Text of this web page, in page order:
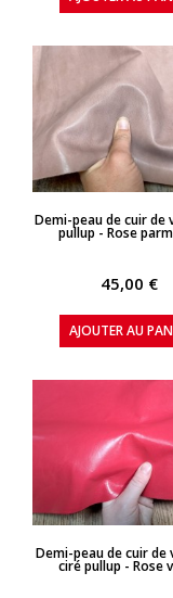
APERÇU
Demi-peau de cuir de
pullup - Rose
45,00 €
AJOUTER AU
APERÇU
Demi-peau de cuir de
ciré pullup - Rose